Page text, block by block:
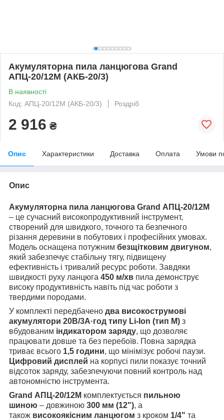
Акумуляторна пила ланцюгова Grand
АПЦ-20/12M (АКБ-20/3)
В наявності
Код: АПЦ-20/12M (АКБ-20/3)
Роздріб
2 916 ₴
Опис Характеристики Доставка Оплата Умови
Опис
Акумуляторна пила ланцюгова Grand АПЦ-20/12M
– це сучасний високопродуктивний інструмент,
створений для швидкого, точного та безпечного
різання деревини в побутових і професійних умовах.
Модель оснащена потужним безщітковим двигуном,
який забезпечує стабільну тягу, підвищену
ефективність і тривалий ресурс роботи. Завдяки
швидкості руху ланцюга 450 м/хв пила демонструє
високу продуктивність навіть під час роботи з
твердими породами.
У комплекті передбачено два високострумові
акумулятори 20В/3А·год типу Li-Ion (тип М) з
вбудованим індикатором заряду, що дозволяє
працювати довше та без перебоїв. Повна зарядка
триває всього 1,5 години, що мінімізує робочі паузи.
Цифровий дисплей на корпусі пили показує точний
відсоток заряду, забезпечуючи повний контроль над
автономністю інструмента.
Grand АПЦ-20/12M комплектується пильною
шиною – довжиною 300 мм (12"), а
також високоякісним ланцюгом з кроком 1/4" та